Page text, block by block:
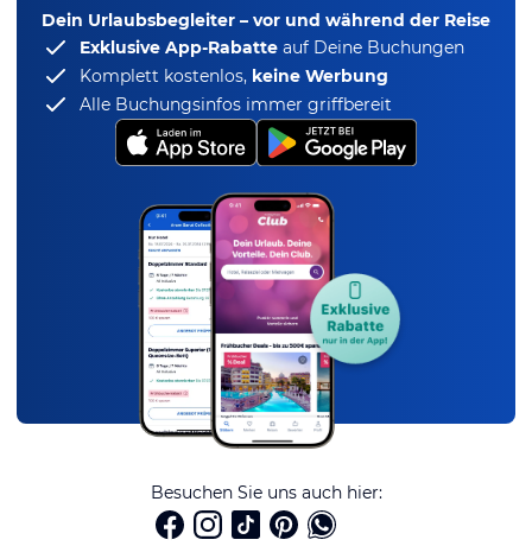
Dein Urlaubsbegleiter – vor und während der Reise
Exklusive App-Rabatte auf Deine Buchungen
Komplett kostenlos, keine Werbung
Alle Buchungsinfos immer griffbereit
Besuchen Sie uns auch hier: